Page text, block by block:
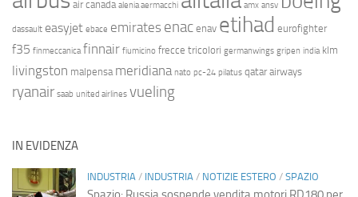
air canada alenia aermacchi amx ansv
dassault easyjet ebace emirates enac enav etihad eurofighter
f35 finmeccanica finnair fiumicino frecce tricolori germanwings gripen india klm
livingston malpensa meridiana nato pc-24 pilatus qatar airways
ryanair saab united airlines vueling
IN EVIDENZA
INDUSTRIA / INDUSTRIA / NOTIZIE ESTERO / SPAZIO